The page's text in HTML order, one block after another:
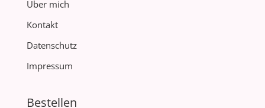
Über mich
Kontakt
Datenschutz
Impressum
Bestellen